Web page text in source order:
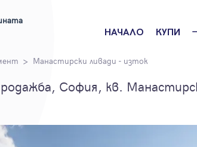
НАЧАЛО КУПИ
Намери
Защо да купя
Манастирски ливади - изток
София, кв.